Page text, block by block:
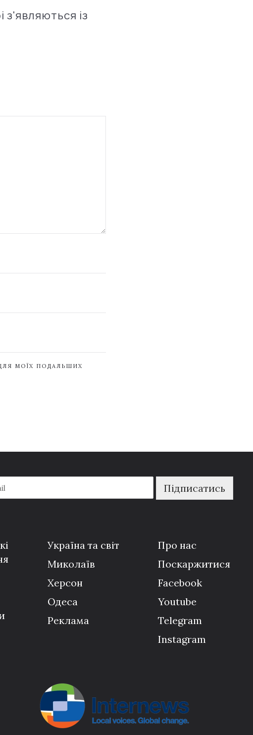
із
МОЇХ ПОДАЛЬШИХ
Підписатись
Україна та світ
Миколаїв
Херсон
Одеса
Реклама
Про нас
Поскаржитися
Facebook
Youtube
Telegram
Instagram